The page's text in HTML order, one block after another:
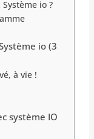
io ?
io (3
à vie !
système IO